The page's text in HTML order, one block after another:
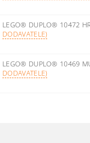
LEGO® DUPLO® 10472
DODAVATELE)
LEGO® DUPLO® 10469
DODAVATELE)